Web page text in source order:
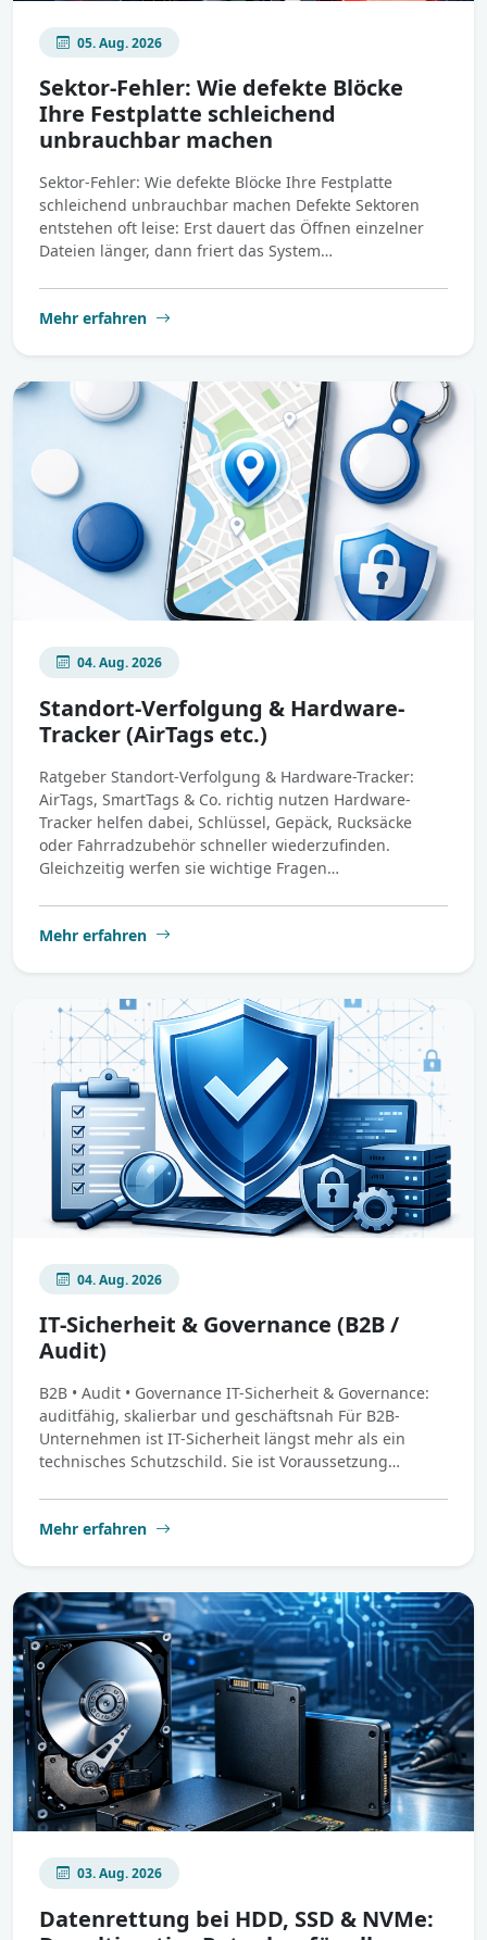
05. Aug. 2026
Sektor-Fehler: Wie defekte Blöcke
Ihre Festplatte schleichend
unbrauchbar machen
Sektor-Fehler: Wie defekte Blöcke Ihre Festplatte
schleichend unbrauchbar machen Defekte Sektoren
entstehen oft leise: Erst dauert das Öffnen einzelner
Dateien länger, dann friert das System…
Mehr erfahren
04. Aug. 2026
Standort-Verfolgung & Hardware-
Tracker (AirTags etc.)
Ratgeber Standort-Verfolgung & Hardware-Tracker:
AirTags, SmartTags & Co. richtig nutzen Hardware-
Tracker helfen dabei, Schlüssel, Gepäck, Rucksäcke
oder Fahrradzubehör schneller wiederzufinden.
Gleichzeitig werfen sie wichtige Fragen…
Mehr erfahren
04. Aug. 2026
IT-Sicherheit & Governance (B2B /
Audit)
B2B • Audit • Governance IT-Sicherheit & Governance:
auditfähig, skalierbar und geschäftsnah Für B2B-
Unternehmen ist IT-Sicherheit längst mehr als ein
technisches Schutzschild. Sie ist Voraussetzung…
Mehr erfahren
03. Aug. 2026
Datenrettung bei HDD, SSD & NVMe: